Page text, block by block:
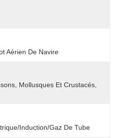
Aérien De Navire
Mollusques Et Crustacés,
induction/gaz De Tube